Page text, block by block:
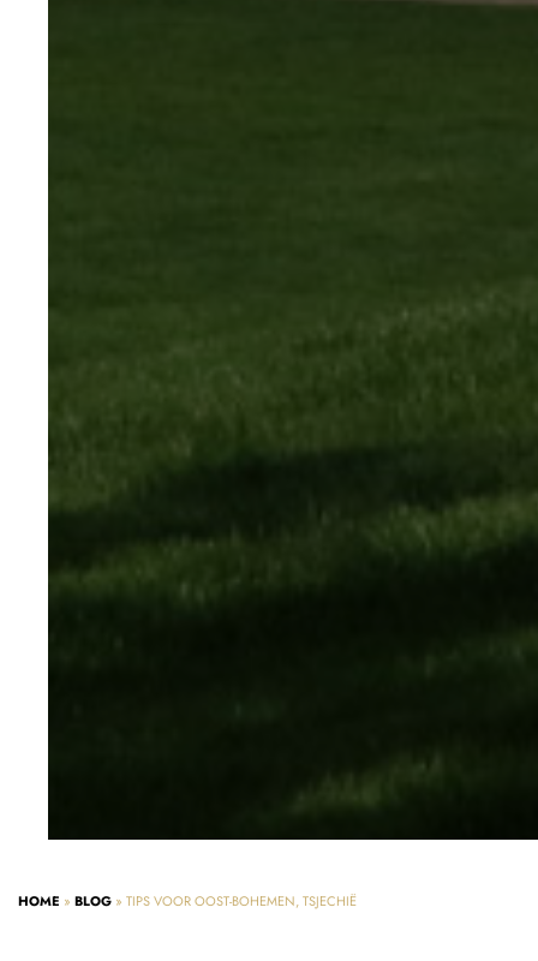
HOME » BLOG » TIPS VOOR OOST-BOHEMEN, TSJECHIË